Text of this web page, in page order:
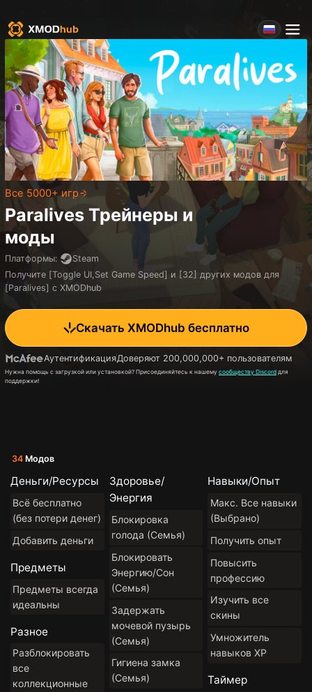
Все 5000+ игр
Paralives Трейнеры и
моды
Платформы:
Steam
Получите [Toggle UI,Set Game Speed] и [32] других модов для
[Paralives] с XMODhub
Скачать XMODhub бесплатно
Аутентификация Доверяют 200,000,000+ пользователям
Нужна помощь с загрузкой или установкой? Присоединяйтесь к нашему сообществу Discord для
поддержки!
34 Модов
Деньги/Ресурсы
Всё бесплатно
(без потери денег)
Добавить деньги
Предметы
Предметы всегда
идеальны
Разное
Разблокировать
все
коллекционные
Здоровье/
Энергия
Блокировка
голода (Семья)
Блокировать
Энергию/Сон
(Семья)
Задержать
мочевой пузырь
(Семья)
Гигиена замка
(Семья)
Навыки/Опыт
Макс. Все навыки
(Выбрано)
Получить опыт
Повысить
профессию
Изучить все
скины
Умножитель
навыков XP
Таймер